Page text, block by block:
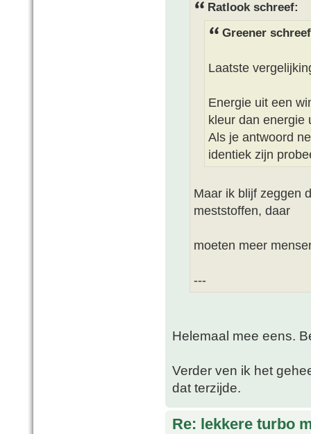
Ratlook schreef:
Greener
Laatste
Energie uit een
kleur dan energie
Als je antwoord
identiek zijn
Maar ik blijf zeggen
meststoffen, daar
moeten meer
---
Helemaal mee eens.
Verder ven ik het
dat terzijde.
Re: lekkere turbo